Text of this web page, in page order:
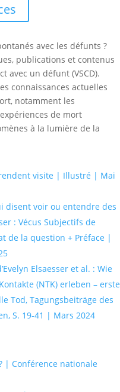
avec les défunts ?
publications et contenus
avec un défunt (VSCD).
connaissances actuelles
notamment les
de mort
à la lumière de la
visite | Illustré | Mai
disent voir ou entendre des
: Vécus Subjectifs de
de la question + Préface |
Elsaesser et al. : Wie
(NTK) erleben – erste
Tod, Tagungsbeiträge des
S. 19-41 | Mars 2024
| Conférence nationale